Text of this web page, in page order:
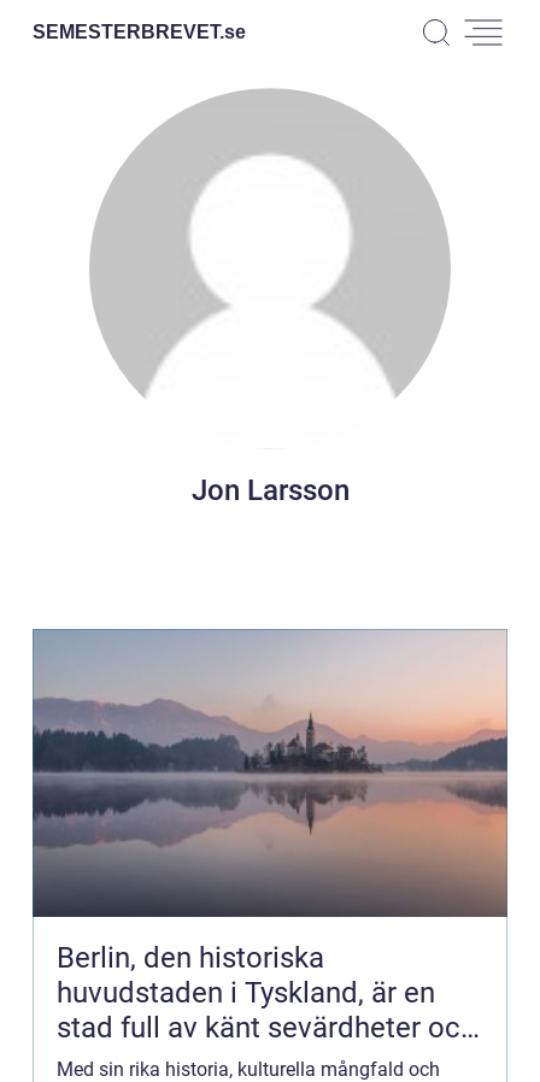
SEMESTERBREVET.se
Jon Larsson
Berlin, den historiska
huvudstaden i Tyskland, är en
stad full av känt sevärdheter och
spännande platser att upptäcka
Med sin rika historia, kulturella mångfald och